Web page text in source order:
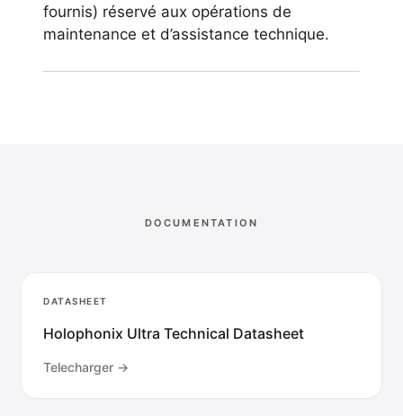
fournis) réservé aux opérations de
maintenance et d’assistance technique.
DOCUMENTATION
DATASHEET
Holophonix Ultra Technical Datasheet
Telecharger →